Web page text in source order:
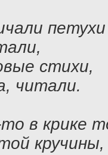
петухи
стихи,
читали.
в крике
кручины,